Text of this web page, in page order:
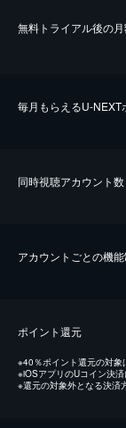
無料トライアル後の
毎⽉もらえるU-NEXT
同時視聴アカウント数
アカウントごとの機
ポイント還元
※40％ポイント還元の対象
※iOSアプリのUコイン決
※還元の対象外となる決済